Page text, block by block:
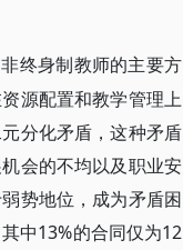
终身制教师的主要方
源配置和教学管理上
分化矛盾，这种矛盾
会的不均以及职业安
势地位，成为矛盾困
中13%的合同仅为12